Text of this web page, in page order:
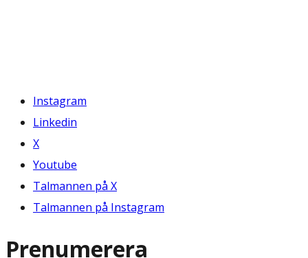
Instagram
Linkedin
X
Youtube
Talmannen på X
Talmannen på Instagram
Prenumerera